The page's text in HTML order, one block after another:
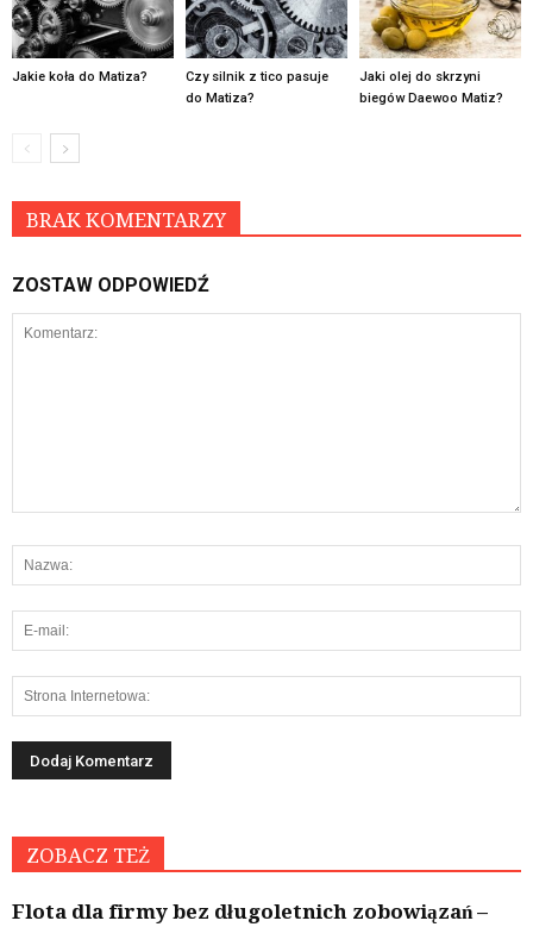
Jakie koła do Matiza?
Czy silnik z tico pasuje
do Matiza?
Jaki olej do skrzyni
biegów Daewoo Matiz?
BRAK KOMENTARZY
ZOSTAW ODPOWIEDŹ
ZOBACZ TEŻ
Flota dla firmy bez długoletnich zobowiązań –